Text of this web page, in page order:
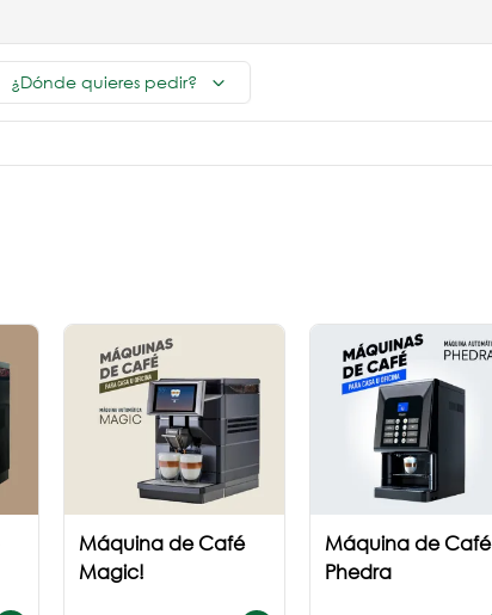
¿Dónde quieres pedir?
Máquina de Café
Magic!
Máquina de Café
Phedra